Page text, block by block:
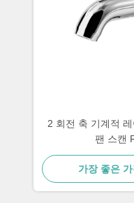
2 회전 축 기계적
팬 스캔
가장 좋은